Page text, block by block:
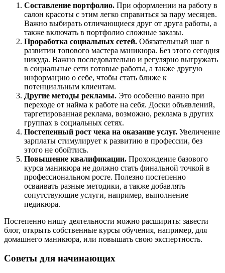
Составление портфолио. При оформлении на работу в
салон красоты с этим легко справиться за пару месяцев.
Важно выбирать отличающиеся друг от друга работы, а
также включать в портфолио сложные заказы.
Проработка социальных сетей. Обязательный шаг в
развитии топового мастера маникюра. Без этого сегодня
никуда. Важно последовательно и регулярно выгружать
в социальные сети готовые работы, а также другую
информацию о себе, чтобы стать ближе к
потенциальным клиентам.
Другие методы рекламы. Это особенно важно при
переходе от найма к работе на себя. Доски объявлений,
таргетированная реклама, возможно, реклама в других
группах в социальных сетях.
Постепенный рост чека на оказание услуг. Увеличение
зарплаты стимулирует к развитию в профессии, без
этого не обойтись.
Повышение квалификации. Прохождение базового
курса маникюра не должно стать финальной точкой в
профессиональном росте. Полезно постепенно
осваивать разные методики, а также добавлять
сопутствующие услуги, например, выполнение
педикюра.
Постепенно нишу деятельности можно расширить: завести
блог, открыть собственные курсы обучения, например, для
домашнего маникюра, или повышать свою экспертность.
Советы для начинающих